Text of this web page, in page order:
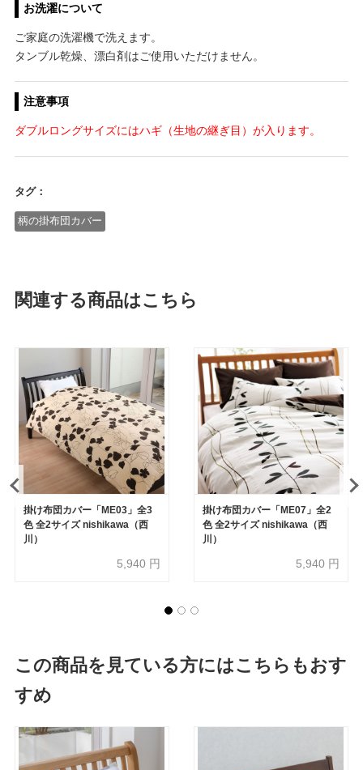
お洗濯について
ご家庭の洗濯機で洗えます。
タンブル乾燥、漂白剤はご使用いただけません。
注意事項
ダブルロングサイズにはハギ（生地の継ぎ目）が入ります。
タグ：
柄の掛布団カバー
関連する商品はこちら
掛け布団カバー「ME03」全3
色 全2サイズ nishikawa（西
川）
5,940 円
掛け布団カバー「ME07」全2
色 全2サイズ nishikawa（西
川）
5,940 円
この商品を見ている方にはこちらもおす
すめ